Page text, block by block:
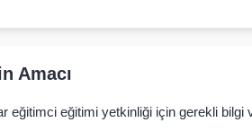
Amacı
eğitimci eğitimi yetkinliği için gerekli